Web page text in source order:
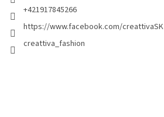
+421917845266
https://www.facebook.com/creattivaSK
creattiva_fashion